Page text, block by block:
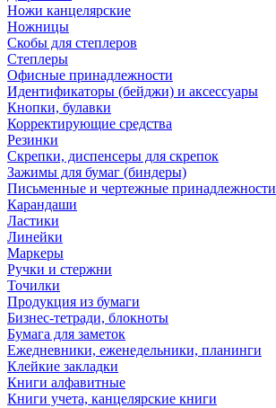
Ножи канцелярские
Ножницы
Скобы для степлеров
Степлеры
Офисные принадлежности
Идентификаторы (бейджи) и аксессуары
Кнопки, булавки
Корректирующие средства
Резинки
Скрепки, диспенсеры для скрепок
Зажимы для бумаг (биндеры)
Письменные и чертежные принадлежности
Карандаши
Ластики
Линейки
Маркеры
Ручки и стержни
Точилки
Продукция из бумаги
Бизнес-тетради, блокноты
Бумага для заметок
Ежедневники, еженедельники, планинги
Клейкие закладки
Книги алфавитные
Книги учета, канцелярские книги